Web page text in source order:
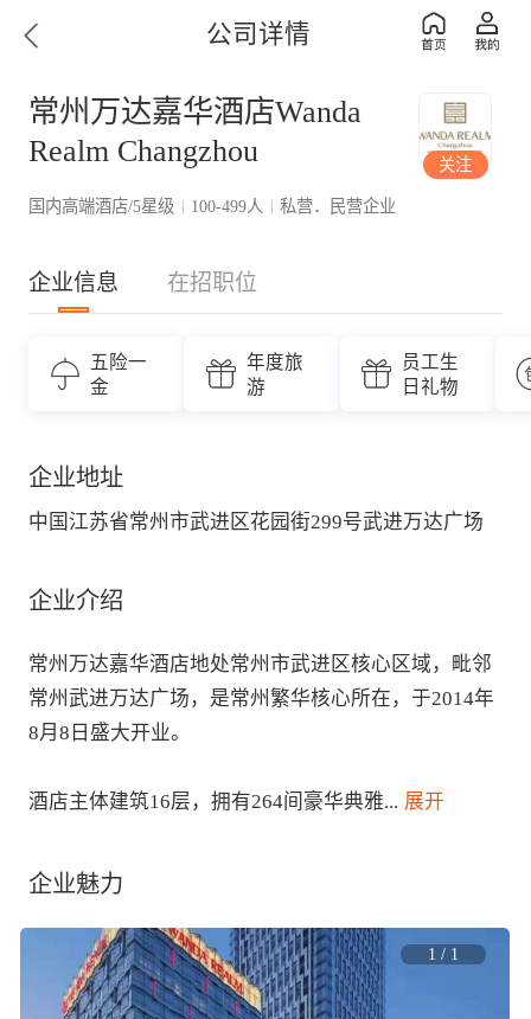
公司详情
常州万达嘉华酒店Wanda
Realm Changzhou
国内高端酒店/5星级 | 100-499人 | 私营．民营企业
关注
企业信息 在招职位
五险一
金
年度旅
游
员工生
日礼物
企业地址
中国江苏省常州市武进区花园街299号武进万达广场
企业介绍
常州万达嘉华酒店地处常州市武进区核心区域，毗邻
常州武进万达广场，是常州繁华核心所在，于2014年
8月8日盛大开业。
酒店主体建筑16层，拥有264间豪华典雅... 展开
企业魅力
1 / 1